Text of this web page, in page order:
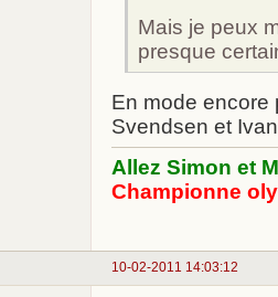
Mais je peux
presque
En mode encore
Svendsen et
Allez Simon et
Championne
10-02-2011 14:03:12